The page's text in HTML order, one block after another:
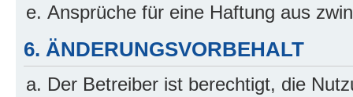
Ansprüche für eine Haftung aus
6. ÄNDERUNGSVORBEHALT
Der Betreiber ist berechtigt, die